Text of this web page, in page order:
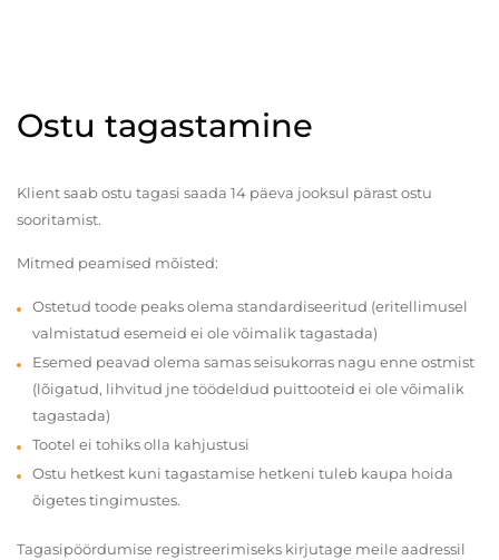
Ostu tagastamine
Klient saab ostu tagasi saada 14 päeva jooksul pärast ostu
sooritamist.
Mitmed peamised mõisted:
Ostetud toode peaks olema standardiseeritud (eritellimusel
valmistatud esemeid ei ole võimalik tagastada)
Esemed peavad olema samas seisukorras nagu enne ostmist
(lõigatud, lihvitud jne töödeldud puittooteid ei ole võimalik
tagastada)
Tootel ei tohiks olla kahjustusi
Ostu hetkest kuni tagastamise hetkeni tuleb kaupa hoida
õigetes tingimustes.
Tagasipöördumise registreerimiseks kirjutage meile aadressil